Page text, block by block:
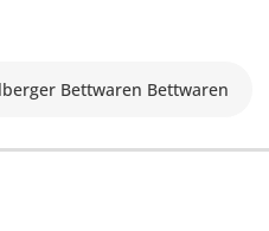
Bettwaren Bettwaren